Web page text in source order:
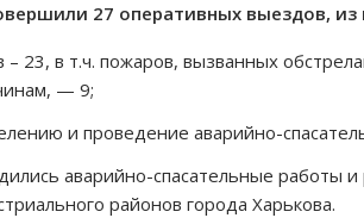
27 оперативных выездов, из
23, в т.ч. пожаров, вызванных
— 9;
и проведение аварийно-
аварийно-спасательные работы
районов города Харькова.